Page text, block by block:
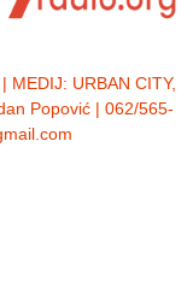
MEDIJ: URBAN CITY,
Popović | 062/565-